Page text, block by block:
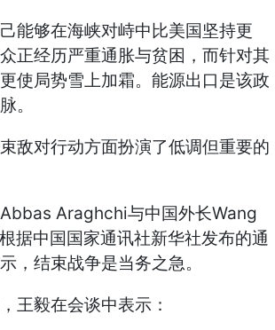
能够在海峡对峙中比美国坚持更
正经历严重通胀与贫困，而针对其
使局势雪上加霜。能源出口是该政
。
敌对行动方面扮演了低调但重要的
Abbas Araghchi与中国外长Wang
据中国国家通讯社新华社发布的通
，结束战争是当务之急。
王毅在会谈中表示：